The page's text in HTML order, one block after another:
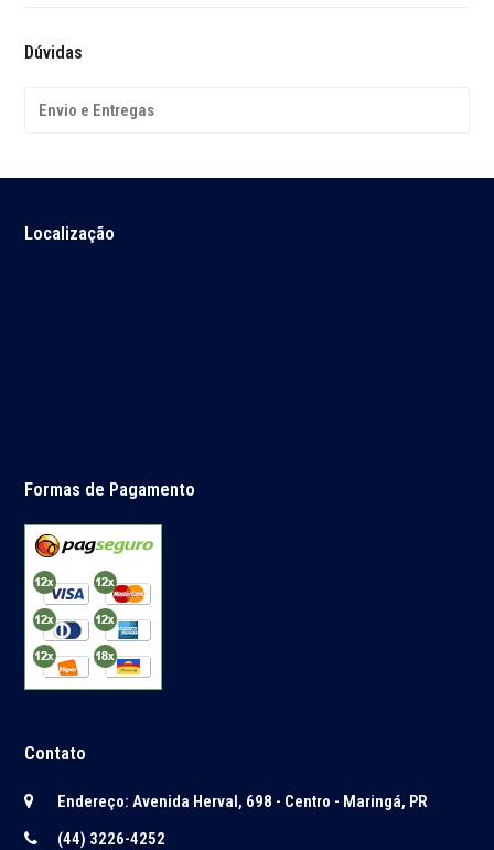
Dúvidas
Envio e Entregas
Localização
Formas de Pagamento
Contato
Endereço: Avenida Herval, 698 - Centro - Maringá, PR
(44) 3226-4252